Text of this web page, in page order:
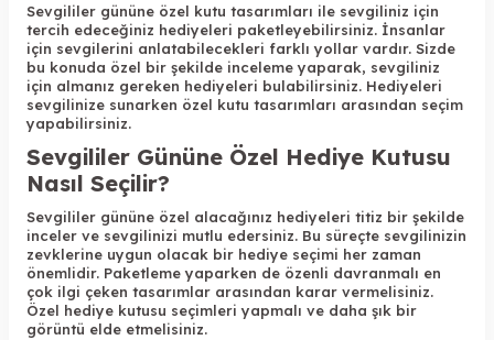
Sevgililer gününe özel kutu tasarımları ile sevgiliniz için
tercih edeceğiniz hediyeleri paketleyebilirsiniz. İnsanlar
için sevgilerini anlatabilecekleri farklı yollar vardır. Sizde
bu konuda özel bir şekilde inceleme yaparak, sevgiliniz
için almanız gereken hediyeleri bulabilirsiniz. Hediyeleri
sevgilinize sunarken özel kutu tasarımları arasından seçim
yapabilirsiniz.
Sevgililer Gününe Özel Hediye Kutusu
Nasıl Seçilir?
Sevgililer gününe özel alacağınız hediyeleri titiz bir şekilde
inceler ve sevgilinizi mutlu edersiniz. Bu süreçte sevgilinizin
zevklerine uygun olacak bir hediye seçimi her zaman
önemlidir. Paketleme yaparken de özenli davranmalı en
çok ilgi çeken tasarımlar arasından karar vermelisiniz.
Özel hediye kutusu seçimleri yapmalı ve daha şık bir
görüntü elde etmelisiniz.